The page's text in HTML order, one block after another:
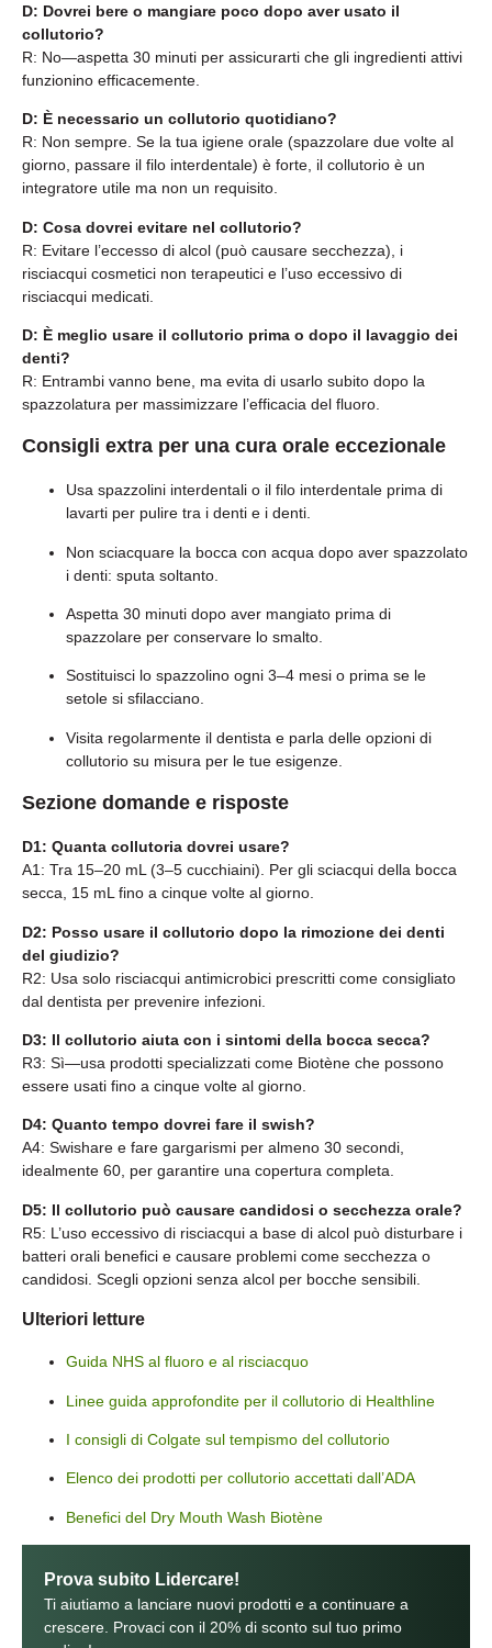
D: Dovrei bere o mangiare poco dopo aver usato il
collutorio?
R: No—aspetta 30 minuti per assicurarti che gli ingredienti attivi
funzionino efficacemente.
D: È necessario un collutorio quotidiano?
R: Non sempre. Se la tua igiene orale (spazzolare due volte al
giorno, passare il filo interdentale) è forte, il collutorio è un
integratore utile ma non un requisito.
D: Cosa dovrei evitare nel collutorio?
R: Evitare l’eccesso di alcol (può causare secchezza), i
risciacqui cosmetici non terapeutici e l’uso eccessivo di
risciacqui medicati.
D: È meglio usare il collutorio prima o dopo il lavaggio dei
denti?
R: Entrambi vanno bene, ma evita di usarlo subito dopo la
spazzolatura per massimizzare l’efficacia del fluoro.
Consigli extra per una cura orale eccezionale
Usa spazzolini interdentali o il filo interdentale prima di
lavarti per pulire tra i denti e i denti.
Non sciacquare la bocca con acqua dopo aver spazzolato
i denti: sputa soltanto.
Aspetta 30 minuti dopo aver mangiato prima di
spazzolare per conservare lo smalto.
Sostituisci lo spazzolino ogni 3–4 mesi o prima se le
setole si sfilacciano.
Visita regolarmente il dentista e parla delle opzioni di
collutorio su misura per le tue esigenze.
Sezione domande e risposte
D1: Quanta collutoria dovrei usare?
A1: Tra 15–20 mL (3–5 cucchiaini). Per gli sciacqui della bocca
secca, 15 mL fino a cinque volte al giorno.
D2: Posso usare il collutorio dopo la rimozione dei denti
del giudizio?
R2: Usa solo risciacqui antimicrobici prescritti come consigliato
dal dentista per prevenire infezioni.
D3: Il collutorio aiuta con i sintomi della bocca secca?
R3: Sì—usa prodotti specializzati come Biotène che possono
essere usati fino a cinque volte al giorno.
D4: Quanto tempo dovrei fare il swish?
A4: Swishare e fare gargarismi per almeno 30 secondi,
idealmente 60, per garantire una copertura completa.
D5: Il collutorio può causare candidosi o secchezza orale?
R5: L’uso eccessivo di risciacqui a base di alcol può disturbare i
batteri orali benefici e causare problemi come secchezza o
candidosi. Scegli opzioni senza alcol per bocche sensibili.
Ulteriori letture
Guida NHS al fluoro e al risciacquo
Linee guida approfondite per il collutorio di Healthline
I consigli di Colgate sul tempismo del collutorio
Elenco dei prodotti per collutorio accettati dall’ADA
Benefici del Dry Mouth Wash Biotène
Prova subito Lidercare!
Ti aiutiamo a lanciare nuovi prodotti e a continuare a
crescere. Provaci con il 20% di sconto sul tuo primo